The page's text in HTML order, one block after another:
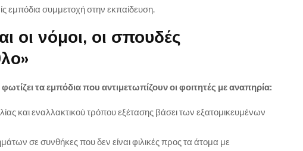
εμπόδια συμμετοχή στην εκπαίδευση.
οι νόμοι, οι σπουδές
τα εμπόδια που αντιμετωπίζουν οι φοιτητές με αναπηρία:
και εναλλακτικού τρόπου εξέτασης βάσει των εξατομικευμένων
σε συνθήκες που δεν είναι φιλικές προς τα άτομα με